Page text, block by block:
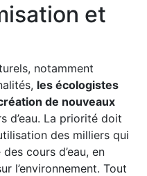
et
notamment
les écologistes
de nouveaux
d’eau. La priorité doit
des milliers qui
cours d’eau, en
l’environnement. Tout